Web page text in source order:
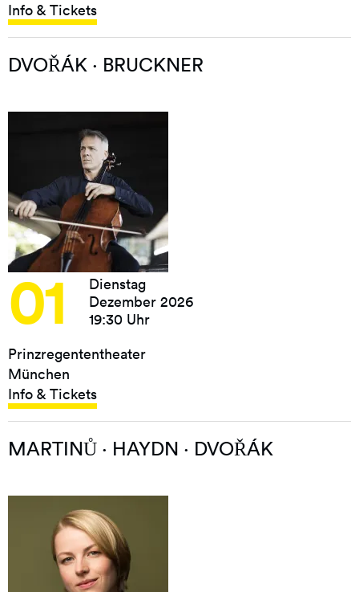
Info & Tickets
DVOŘÁK · BRUCKNER
01
Dienstag
Dezember 2026
19:30 Uhr
Prinzregententheater
München
Info & Tickets
MARTINŮ · HAYDN · DVOŘÁK